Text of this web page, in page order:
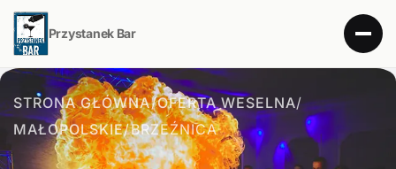
Przystanek Bar
STRONA GŁÓWNA/OFERTA WESELNA/
MAŁOPOLSKIE/BRZEŹNICA